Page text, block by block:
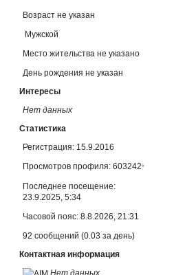
Возраст не указан
Мужской
Место жительства не указано
День рождения не указан
Интересы
Нет данных
Статистика
Регистрация: 15.9.2016
Просмотров профиля: 603242*
Последнее посещение:
23.9.2025, 5:34
Часовой пояс: 8.8.2026, 21:31
92 сообщений (0.03 за день)
Контактная информация
Нет данных